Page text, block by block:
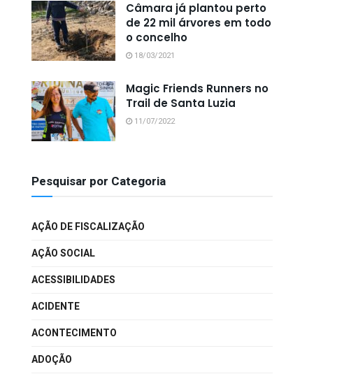
Câmara já plantou perto
de 22 mil árvores em todo
o concelho
18/03/2021
Magic Friends Runners no
Trail de Santa Luzia
11/07/2022
Pesquisar por Categoria
AÇÃO DE FISCALIZAÇÃO
AÇÃO SOCIAL
ACESSIBILIDADES
ACIDENTE
ACONTECIMENTO
ADOÇÃO